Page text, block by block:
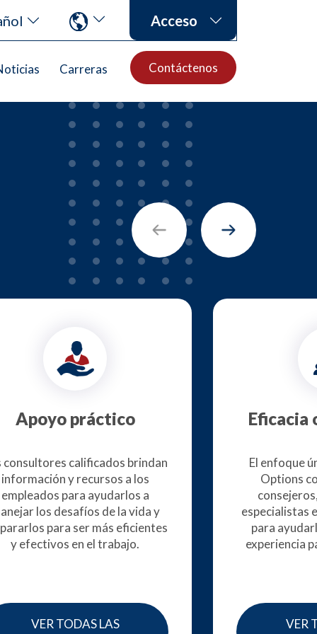
Acceso
Carreras Contáctenos
Apoyo práctico
consultores calificados brindan
información y recursos a los
empleados para ayudarlos a
los desafíos de la vida y
para ser más eficientes
y efectivos en el trabajo.
VER TODAS LAS
Eficacia
El enfoque
Options
especialistas
para
experiencia
VER